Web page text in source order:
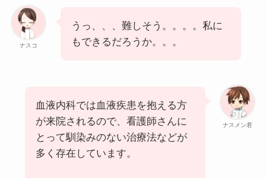
ナスコ
うっ、、、難しそう。。。。私に
もできるだろうか。。。
ナスメン君
血液内科では血液疾患を抱える方
が来院されるので、看護師さんに
とって馴染みのない治療法などが
多く存在しています。